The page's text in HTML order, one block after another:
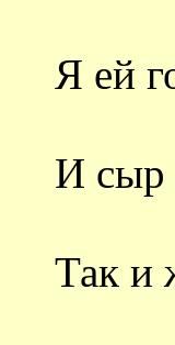
Я ей
И сыр
Так и